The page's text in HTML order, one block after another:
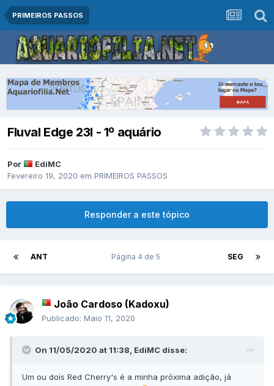
PRIMEIROS PASSOS
Fluval Edge 23l - 1º aquário
Por
EdiMC
Fevereiro 19, 2020 em PRIMEIROS PASSOS
Responder a este tópico
ANT SEG
Página 4 de 5
João Cardoso (Kadoxu)
Publicado: Maio 11, 2020
On 11/05/2020 at 11:38, EdiMC disse:
Um ou dois Red Cherry's é a minha próxima adição, já